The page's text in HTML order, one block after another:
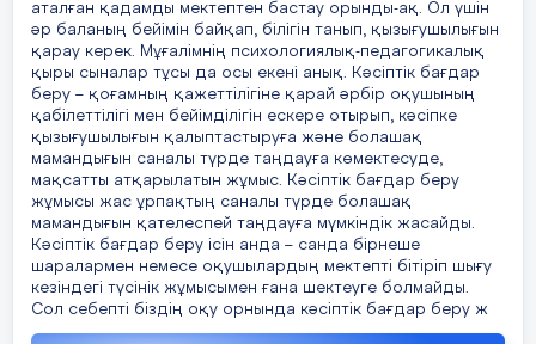
аталған қадамды мектептен бастау орынды-ақ. Ол үшін
әр баланың бейімін байқап, білігін танып, қызығушылығын
қарау керек. Мұғалімнің психологиялық-педагогикалық
қыры сыналар тұсы да осы екені анық. Кәсіптік бағдар
беру – қоғамның қажеттілігіне қарай әрбір оқушының
қабілеттілігі мен бейімділігін ескере отырып, кәсіпке
қызығушылығын қалыптастыруға және болашақ
мамандығын саналы түрде таңдауға көмектесуде,
мақсатты атқарылатын жұмыс. Кәсіптік бағдар беру
жұмысы жас ұрпақтың саналы түрде болашақ
мамандығын қателеспей таңдауға мүмкіндік жасайды.
Кәсіптік бағдар беру ісін анда – санда бірнеше
шаралармен немесе оқушылардың мектепті бітіріп шығу
кезіндегі түсінік жұмысымен ғана шектеуге болмайды.
Сол себепті біздің оқу орнында кәсіптік бағдар беру ж